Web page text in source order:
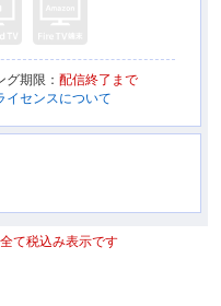
グ期限： 配信終了まで
イセンスについて
て税込み表示です